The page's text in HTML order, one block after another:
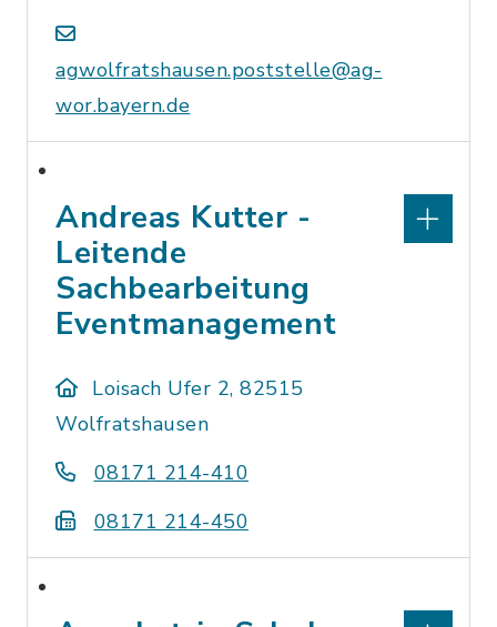
agwolfratshausen.poststelle@ag-
wor.bayern.de
Andreas Kutter -
Leitende
Sachbearbeitung
Eventmanagement
Loisach Ufer 2, 82515
Wolfratshausen
08171 214-410
08171 214-450